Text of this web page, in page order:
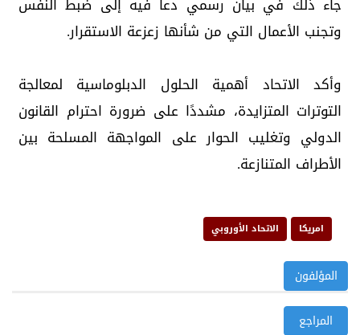
وتجنب الأعمال التي من شأنها زعزعة الاستقرار.
وأكد الاتحاد أهمية الحلول الدبلوماسية لمعالجة
التوترات المتزايدة، مشددًا على ضرورة احترام القانون
الدولي وتغليب الحوار على المواجهة المسلحة بين
الأطراف المتنازعة.
امريكا الاتحاد الأوروبي
المؤلفون
المراجع